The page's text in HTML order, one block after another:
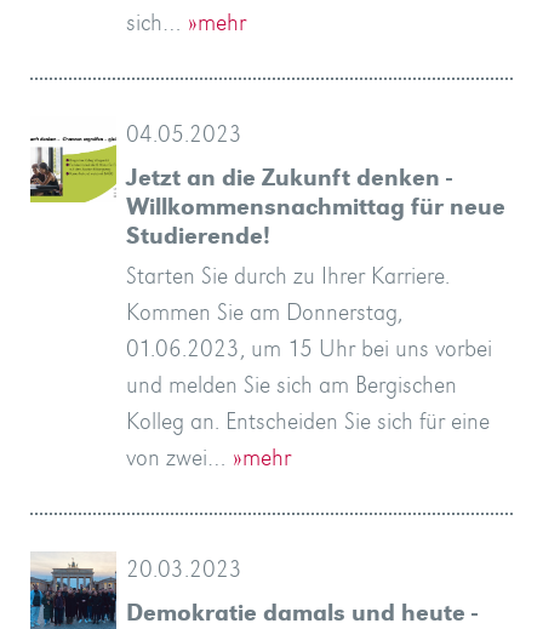
sich… »mehr
04.05.2023
Jetzt an die Zukunft denken -
Willkommensnachmittag für neue
Studierende!
Starten Sie durch zu Ihrer Karriere.
Kommen Sie am Donnerstag,
01.06.2023, um 15 Uhr bei uns vorbei
und melden Sie sich am Bergischen
Kolleg an. Entscheiden Sie sich für eine
von zwei… »mehr
20.03.2023
Demokratie damals und heute -